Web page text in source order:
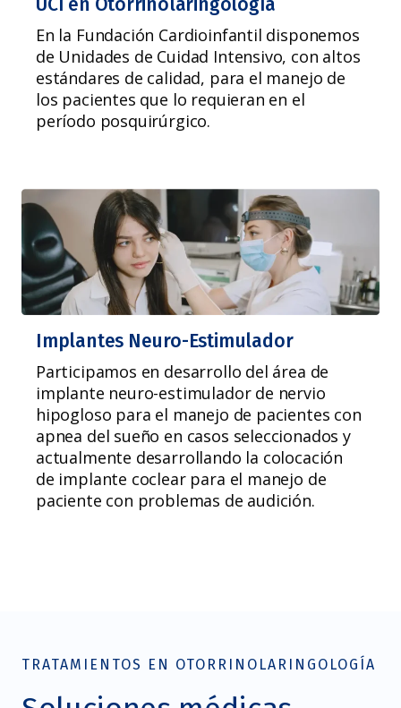
UCI en Otorrinolaringología
En la Fundación Cardioinfantil disponemos
de Unidades de Cuidad Intensivo, con altos
estándares de calidad, para el manejo de
los pacientes que lo requieran en el
período posquirúrgico.
Implantes Neuro-Estimulador
Participamos en desarrollo del área de
implante neuro-estimulador de nervio
hipogloso para el manejo de pacientes con
apnea del sueño en casos seleccionados y
actualmente desarrollando la colocación
de implante coclear para el manejo de
paciente con problemas de audición.
TRATAMIENTOS EN OTORRINOLARINGOLOGÍA